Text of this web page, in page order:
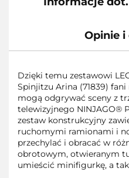
Opinie i
Dzięki temu zestawowi
Spinjitzu Arina (71839)
mogą odgrywać sceny z
telewizyjnego NINJAGO®
zestaw konstrukcyjny
ruchomymi ramionami i
przechylać i obracać w
obrotowym, otwieranym
umieścić minifigurkę, a